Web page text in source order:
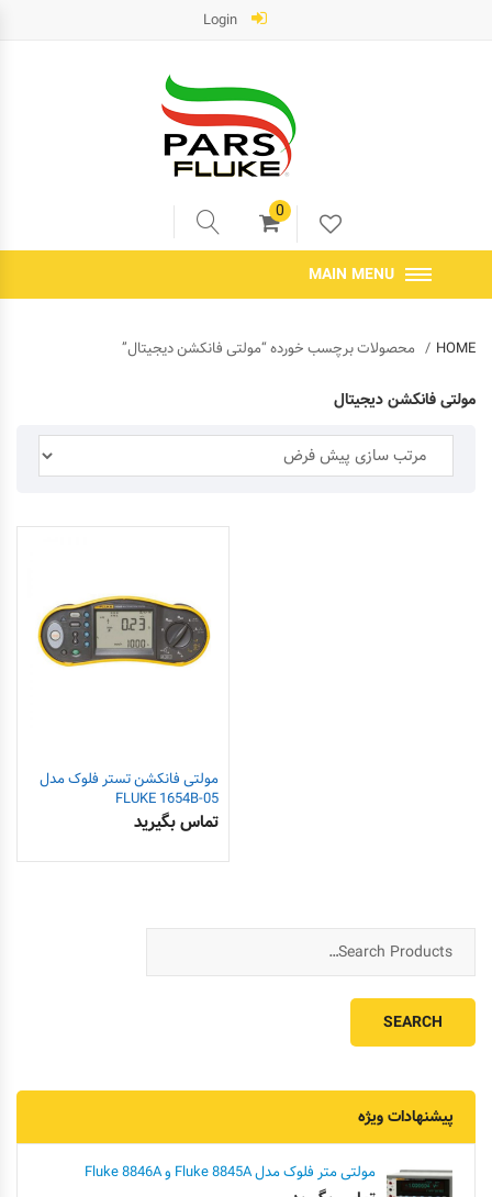
0
MAIN MENU
HOME محصولات برچسب خورده “مولتی فانکشن دیجیتال”
مولتی فانکشن دیجیتال
مولتی فانکشن تستر فلوک مدل
FLUKE 1654B-05
تماس بگیرید
پیشنهادات ویژه
مولتی متر فلوک مدل Fluke 8845A و Fluke 8846A